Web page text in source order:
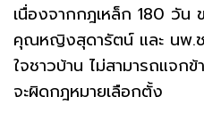
เนื่องจากกฎเหล็ก 180 วั
คุณหญิงสุดารัตน์ และ นพ.ช
ใจชาวบ้าน ไม่สามารถแจก
จะผิดกฎหมายเลือกตั้ง